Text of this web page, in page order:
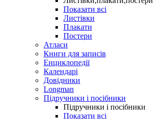
Показати всі
Листівки
Плакати
Постери
Атласи
Книги для записів
Енциклопедії
Календарі
Довідники
Longman
Підручники і посібники
Підручники і посібники
Показати всі